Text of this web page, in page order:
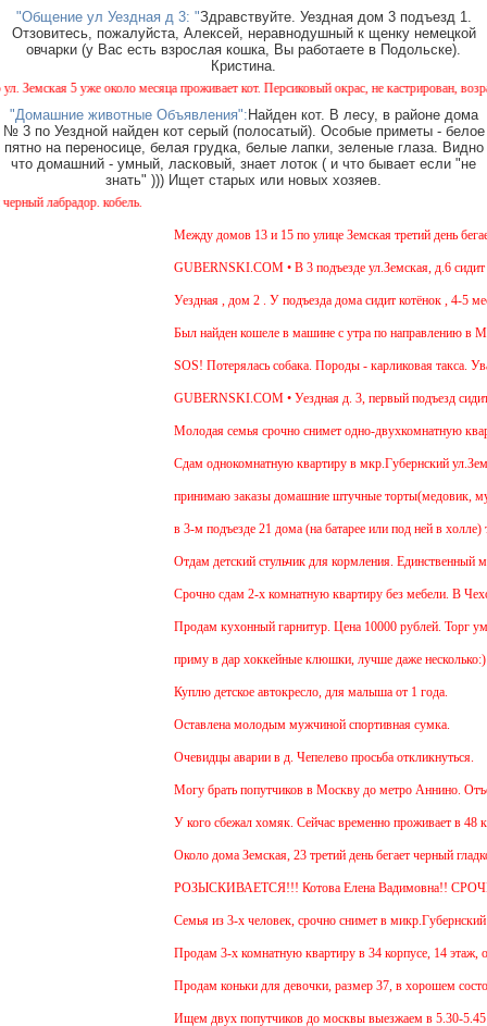
"Общение ул Уездная д 3: "Здравствуйте. Уездная дом 3 подъезд 1.
Отзовитесь, пожалуйста, Алексей, неравнодушный к щенку немецкой
овчарки (у Вас есть взрослая кошка, Вы работаете в Подольске).
Кристина.
5 уже около месяца проживает кот. Персиковый окрас, не кастрирован,
"Домашние животные Объявления": Найден кот. В лесу, в районе дома
№ 3 по Уездной найден кот серый (полосатый). Особые приметы - белое
пятно на переносице, белая грудка, белые лапки, зеленые глаза. Видно
что домашний - умный, ласковый, знает лоток ( и что бывает если "не
знать" ))) Ищет старых или новых хозяев.
лабрадор. кобель.
Между домов 13 и 15 по улице Земская третий день
GUBERNSKI.COM • В 3 подъезде ул.Земская, д.6 сидит
Уездная , дом 2 . У подъезда дома сидит котёнок , 4-5
Был найден кошеле в машине с утра по направлению в
SOS! Потерялась собака. Породы - карликовая такса.
GUBERNSKI.COM • Уездная д. 3, первый подъезд
Молодая семья срочно снимет одно-двухкомнатную
Cдам однокомнатную квартиру в мкр.Губернский
принимаю заказы домашние штучные торты(медовик,
в 3-м подъезде 21 дома (на батарее или под ней в холле)
Отдам детский стульчик для кормления. Единственный
Срочно сдам 2-х комнатную квартиру без мебели. В
Продам кухонный гарнитур. Цена 10000 рублей. Торг
приму в дар хоккейные клюшки, лучше даже несколько:)
Куплю детское автокресло, для малыша от 1 года.
Оставлена молодым мужчиной спортивная сумка.
Очевидцы аварии в д. Чепелево просьба откликнуться.
Могу брать попутчиков в Москву до метро Аннино.
У кого сбежал хомяк. Сейчас временно проживает в 48
Около дома Земская, 23 третий день бегает черный
РОЗЫСКИВАЕТСЯ!!! Котова Елена Вадимовна!!
Семья из 3-х человек, срочно снимет в микр.Губернский
Продам 3-х комнатную квартиру в 34 корпусе, 14 этаж,
Продам коньки для девочки, размер 37, в хорошем
Ищем двух попутчиков до москвы выезжаем в 5.30-5.45 и